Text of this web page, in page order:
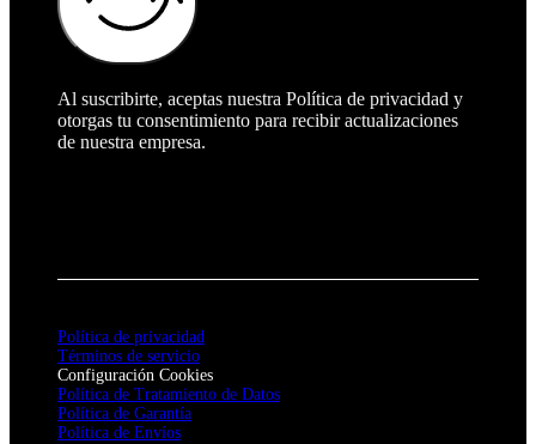
Al suscribirte, aceptas nuestra Política de privacidad y
otorgas tu consentimiento para recibir actualizaciones
de nuestra empresa.
Política de privacidad
Términos de servicio
Configuración Cookies
Política de Tratamiento de Datos
Política de Garantía
Política de Envíos